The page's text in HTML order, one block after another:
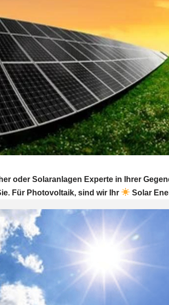
oder Solaranlagen Experte in Ihrer
Für Photovoltaik, sind wir Ihr
Solar